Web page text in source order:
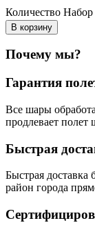
Количество
В корзину
Почему мы?
Гарантия
Все шары
продлевает полет
Быстрая
Быстрая доставка
район города